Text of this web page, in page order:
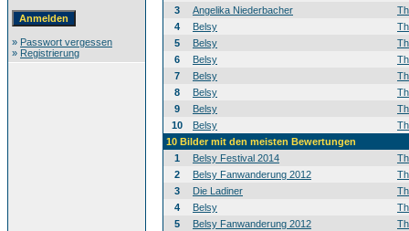
» Passwort vergessen
» Registrierung
3
Angelika Niederbacher
4
Belsy
5
Belsy
6
Belsy
7
Belsy
8
Belsy
9
Belsy
10
Belsy
10 Bilder mit den meisten Bewertungen
1
Belsy Festival 2014
2
Belsy Fanwanderung 2012
3
Die Ladiner
4
Belsy
5
Belsy Fanwanderung 2012